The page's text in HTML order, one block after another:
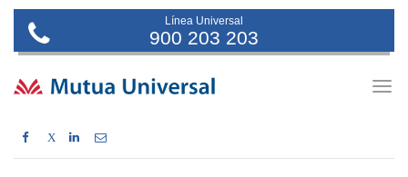
Línea Universal
900 203 203
X